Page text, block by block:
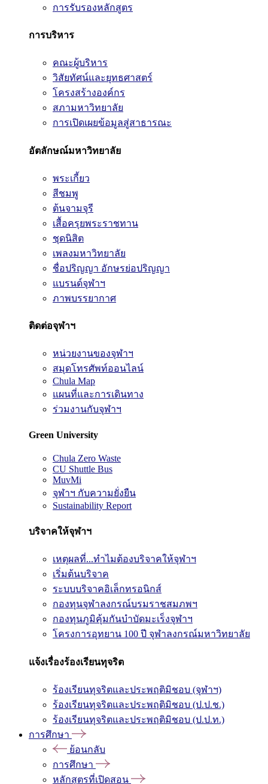
การรับรองหลักสูตร
การบริหาร
คณะผู้บริหาร
วิสัยทัศน์และยุทธศาสตร์
โครงสร้างองค์กร
สภามหาวิทยาลัย
การเปิดเผยข้อมูลสู่สาธารณะ
อัตลักษณ์มหาวิทยาลัย
พระเกี้ยว
สีชมพู
ต้นจามจุรี
เสื้อครุยพระราชทาน
ชุดนิสิต
เพลงมหาวิทยาลัย
ชื่อปริญญา อักษรย่อปริญญา
แบรนด์จุฬาฯ
ภาพบรรยากาศ
ติดต่อจุฬาฯ
หน่วยงานของจุฬาฯ
สมุดโทรศัพท์ออนไลน์
Chula Map
แผนที่และการเดินทาง
ร่วมงานกับจุฬาฯ
Green University
Chula Zero Waste
CU Shuttle Bus
MuvMi
จุฬาฯ กับความยั่งยืน
Sustainability Report
บริจาคให้จุฬาฯ
เหตุผลที่...ทำไมต้องบริจาคให้จุฬาฯ
เริ่มต้นบริจาค
ระบบบริจาคอิเล็กทรอนิกส์
กองทุนจุฬาลงกรณ์บรมราชสมภพฯ
กองทุนภูมิคุ้มกันบำบัดมะเร็งจุฬาฯ
โครงการอุทยาน 100 ปี จุฬาลงกรณ์มหาวิทยาลัย
แจ้งเรื่องร้องเรียนทุจริต
ร้องเรียนทุจริตและประพฤติมิชอบ (จุฬาฯ)
ร้องเรียนทุจริตและประพฤติมิชอบ (ป.ป.ช.)
ร้องเรียนทุจริตและประพฤติมิชอบ (ป.ป.ท.)
การศึกษา
ย้อนกลับ
การศึกษา
หลักสูตรที่เปิดสอน